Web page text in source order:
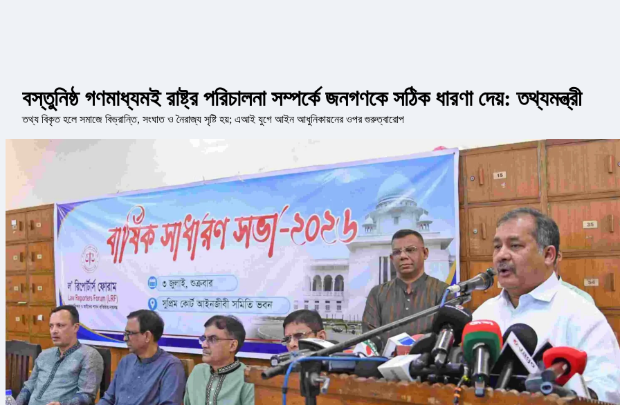
বস্তুনিষ্ঠ গণমাধ্যমই রাষ্ট্র পরিচালনা সম্পর্কে জনগণকে সঠিক ধারণা দেয়: তথ্যমন্ত্রী
তথ্য বিকৃত হলে সমাজে বিভ্রান্তি, সংঘাত ও নৈরাজ্য সৃষ্টি হয়; এআই যুগে আইন আধুনিকায়নের ওপর গুরুত্বারোপ